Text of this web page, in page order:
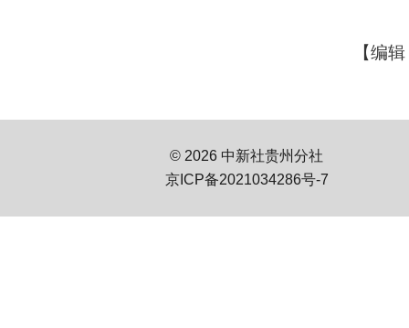
【编
© 2026 中新社贵州分社
京ICP备2021034286号-7